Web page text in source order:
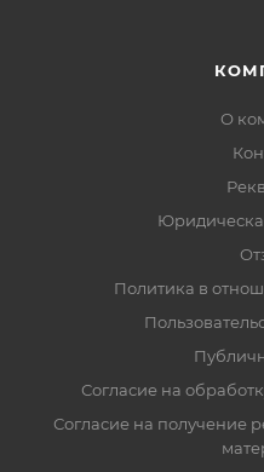
О
Политика в
Согласие на
Согласие на получение